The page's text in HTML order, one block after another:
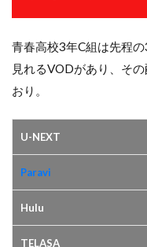
青春高校3年C組は先程
見れるVODがあり、そ
おり。
U-NEXT
Paravi
Hulu
TELASA